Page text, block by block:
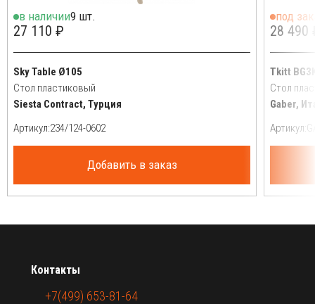
в наличии9 шт.
27 110 ₽
Sky Table Ø105
Стол пластиковый
Siesta Contract, Турция
Артикул:
Добавить в заказ
под
28 490
Tkitt
Стол
Gaber,
Артикул:
Контакты
+7(499) 653-81-64